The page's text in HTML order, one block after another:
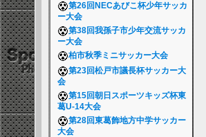
第26回NECあびこ杯少年サッカ
ー大会
第38回我孫子市少年交流サッカ
ー大会
柏市秋季ミニサッカー大会
第23回松戸市議長杯サッカー大
会
第15回朝日スポーツキッズ杯東
葛U-14大会
第28回東葛飾地方中学サッカー
大会